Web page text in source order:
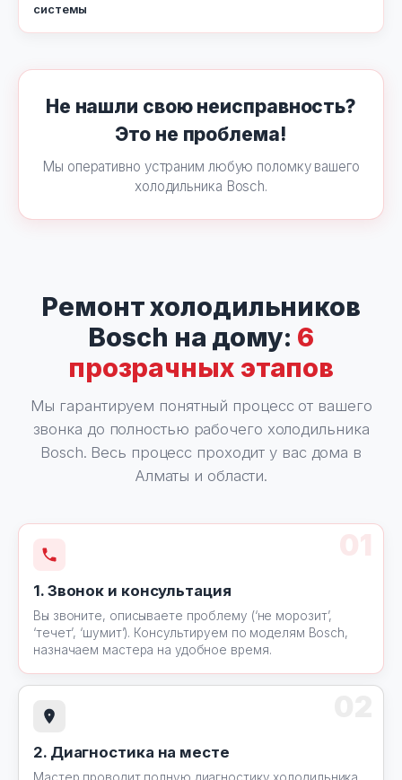
системы
Не нашли свою неисправность?
Это не проблема!
Мы оперативно устраним любую поломку вашего
холодильника Bosch.
Ремонт холодильников
Bosch на дому: 6
прозрачных этапов
Мы гарантируем понятный процесс от вашего
звонка до полностью рабочего холодильника
Bosch. Весь процесс проходит у вас дома в
Алматы и области.
1. Звонок и консультация
Вы звоните, описываете проблему (‘не морозит’,
‘течет’, ‘шумит’). Консультируем по моделям Bosch,
назначаем мастера на удобное время.
2. Диагностика на месте